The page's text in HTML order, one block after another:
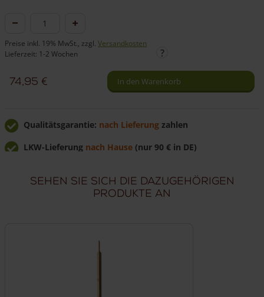
Eckpfosten
System
–
Preise inkl. 19% MwSt., zzgl. Versandkosten
Lieferzeit: 1-2 Wochen
74,95 € In den Warenkorb
Qualitätsgarantie: nach Lieferung zahlen
LKW-Lieferung nach Hause (nur 90 € in DE)
Sehen Sie sich die dazugehörigen
Produkte an